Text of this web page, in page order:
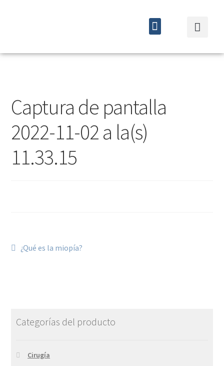
Captura de pantalla
2022-11-02 a la(s)
11.33.15
¿Qué es la miopía?
Categorías del producto
Cirugía